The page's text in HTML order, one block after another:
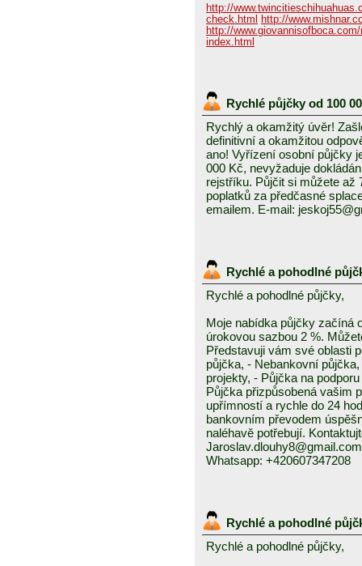
http://
check.html
http://
http://
index.html
Rychlé půjčky od 100
Rychlý a okamžitý úvěr!
definitivní a okamžitou
ano! Vyřízení osobní půjčky
000 Kč, nevyžaduje
rejstříku. Půjčit si můžete až
poplatků za předčasné
emailem. E-mail:
Rychlé a pohodlné
Rychlé a pohodlné půjčky,
Moje nabídka půjčky začíná
úrokovou sazbou 2 %.
Představuji vám své oblasti
půjčka, - Nebankovní
projekty, - Půjčka na
Půjčka přizpůsobená vašim
upřímností a rychle do 24
bankovním převodem
naléhavě potřebují.
Jaroslav.dlouhy8@gmail.com
Whatsapp: +420607347208
Rychlé a pohodlné
Rychlé a pohodlné půjčky,